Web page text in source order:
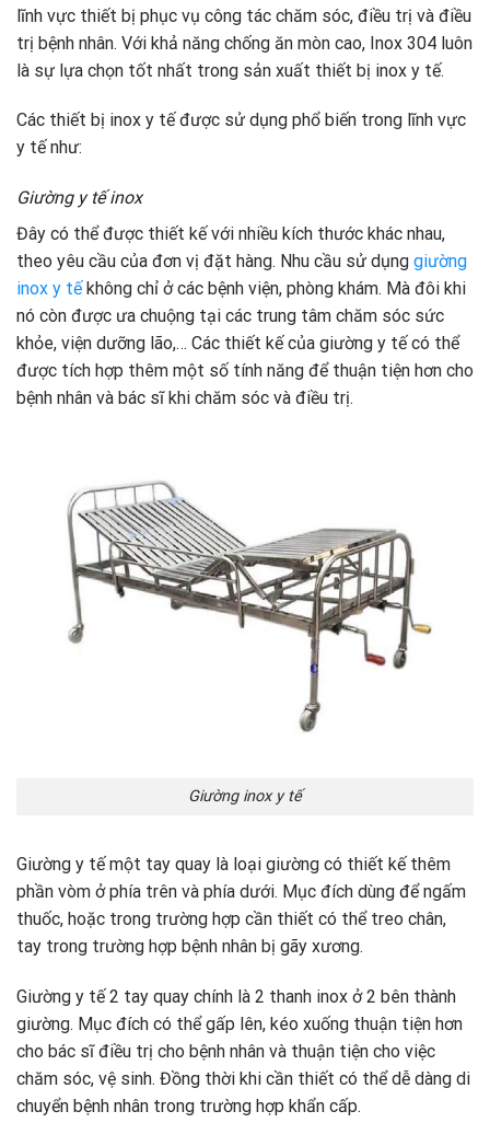
lĩnh vực thiết bị phục vụ công tác chăm sóc, điều trị và điều
trị bệnh nhân. Với khả năng chống ăn mòn cao, Inox 304 luôn
là sự lựa chọn tốt nhất trong sản xuất thiết bị inox y tế.
Các thiết bị inox y tế được sử dụng phổ biến trong lĩnh vực
y tế như:
Giường y tế inox
Đây có thể được thiết kế với nhiều kích thước khác nhau,
theo yêu cầu của đơn vị đặt hàng. Nhu cầu sử dụng giường
inox y tếkhông chỉ ở các bệnh viện, phòng khám. Mà đôi khi
nó còn được ưa chuộng tại các trung tâm chăm sóc sức
khỏe, viện dưỡng lão,… Các thiết kế của giường y tế có thể
được tích hợp thêm một số tính năng để thuận tiện hơn cho
bệnh nhân và bác sĩ khi chăm sóc và điều trị.
Giường inox y tế
Giường y tế một tay quay là loại giường có thiết kế thêm
phần vòm ở phía trên và phía dưới. Mục đích dùng để ngấm
thuốc, hoặc trong trường hợp cần thiết có thể treo chân,
tay trong trường hợp bệnh nhân bị gãy xương.
Giường y tế 2 tay quay chính là 2 thanh inox ở 2 bên thành
giường. Mục đích có thể gấp lên, kéo xuống thuận tiện hơn
cho bác sĩ điều trị cho bệnh nhân và thuận tiện cho việc
chăm sóc, vệ sinh. Đồng thời khi cần thiết có thể dễ dàng di
chuyển bệnh nhân trong trường hợp khẩn cấp.